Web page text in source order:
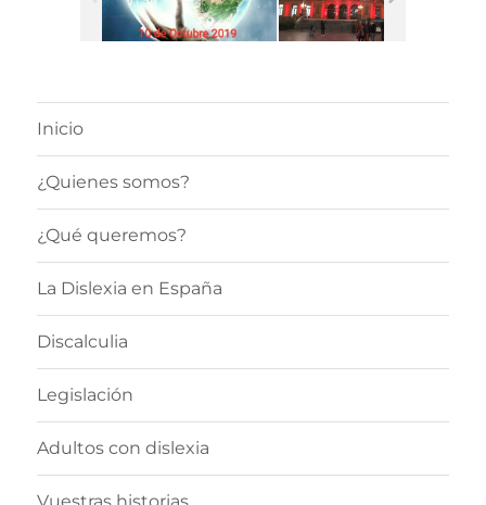
Inicio
¿Quienes somos?
¿Qué queremos?
La Dislexia en España
Discalculia
Legislación
Adultos con dislexia